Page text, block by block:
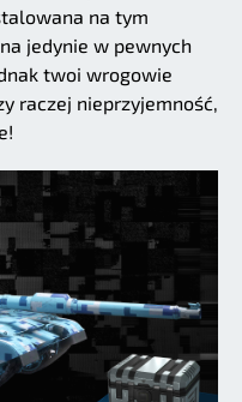
na tym
jedynie w pewnych
twoi wrogowie
raczej nieprzyjemność,